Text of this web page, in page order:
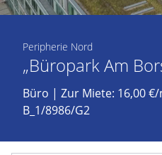
Peripherie Nord
„Büropark Am
Büro | Zur Miete: 16,00 €/
B_1/8986/G2